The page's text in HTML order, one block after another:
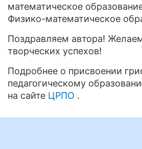
математическое
Физико-математическое
Поздравляем автора!
творческих успехов!
Подробнее о присвоении
педагогическому
на сайте ЦРПО .